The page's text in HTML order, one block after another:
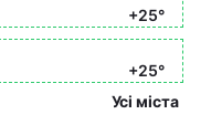
+25°
+25°
Усі міста